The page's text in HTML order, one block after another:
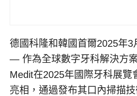
德國科隆和韓國首爾2025年3
— 作為全球數字牙科解決方
Medit在2025年國際牙科展覽
亮相，通過發布其口內掃描